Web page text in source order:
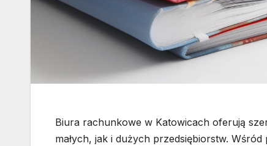
Biura rachunkowe w Katowicach oferują
małych, jak i dużych przedsiębiorstw.